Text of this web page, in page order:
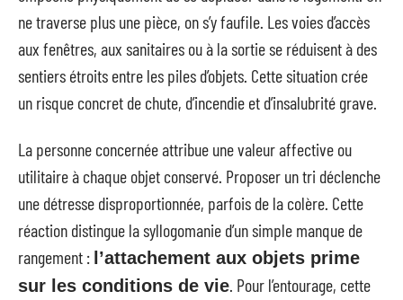
ne traverse plus une pièce, on s’y faufile. Les voies d’accès
aux fenêtres, aux sanitaires ou à la sortie se réduisent à des
sentiers étroits entre les piles d’objets. Cette situation crée
un risque concret de chute, d’incendie et d’insalubrité grave.
La personne concernée attribue une valeur affective ou
utilitaire à chaque objet conservé. Proposer un tri déclenche
une détresse disproportionnée, parfois de la colère. Cette
réaction distingue la syllogomanie d’un simple manque de
rangement : l’attachement aux objets prime
sur les conditions de vie. Pour l’entourage, cette